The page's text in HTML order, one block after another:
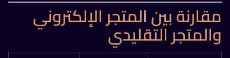
مقارنة بين المتجر الإلكتروني
والمتجر التقليدي